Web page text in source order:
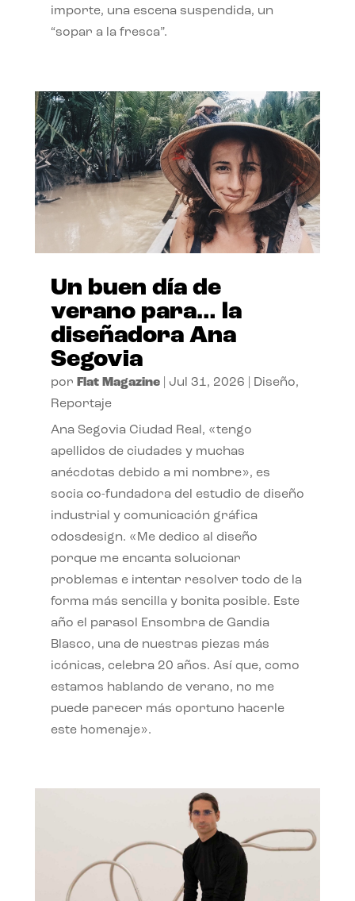
importe, una escena suspendida, un
“sopar a la fresca”.
Un buen día de
verano para… la
diseñadora Ana
Segovia
por Flat Magazine| Jul 31, 2026 Diseño,
Reportaje
Ana Segovia Ciudad Real, «tengo
apellidos de ciudades y muchas
anécdotas debido a mi nombre», es
socia co-fundadora del estudio de diseño
industrial y comunicación gráfica
odosdesign. «Me dedico al diseño
porque me encanta solucionar
problemas e intentar resolver todo de la
forma más sencilla y bonita posible. Este
año el parasol Ensombra de Gandia
Blasco, una de nuestras piezas más
icónicas, celebra 20 años. Así que, como
estamos hablando de verano, no me
puede parecer más oportuno hacerle
este homenaje».